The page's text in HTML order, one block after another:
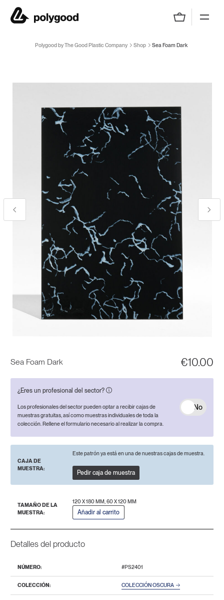
Polygood by The Good Plastic Company
Polygood by The Good Plastic Company Shop Sea Foam Dark
Sea Foam Dark €10.00
¿Eres un profesional del sector?
Los profesionales del sector pueden optar a recibir cajas de
muestras gratuitas, así como muestras individuales de toda la
colección. Rellene el formulario necesario al realizar la compra.
No
CAJA DE
MUESTRA:
Este patrón ya está en una de nuestras cajas de muestra.
Pedir caja de muestra
TAMAÑO DE LA
MUESTRA:
120 X 180 MM, 60 X 120 MM
Añadir al carrito
Detalles del producto
NÚMERO: #PS2401
COLECCIÓN: COLECCIÓN OSCURA